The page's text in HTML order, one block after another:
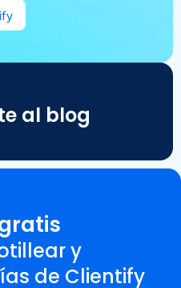
al blog
y
de Clientify